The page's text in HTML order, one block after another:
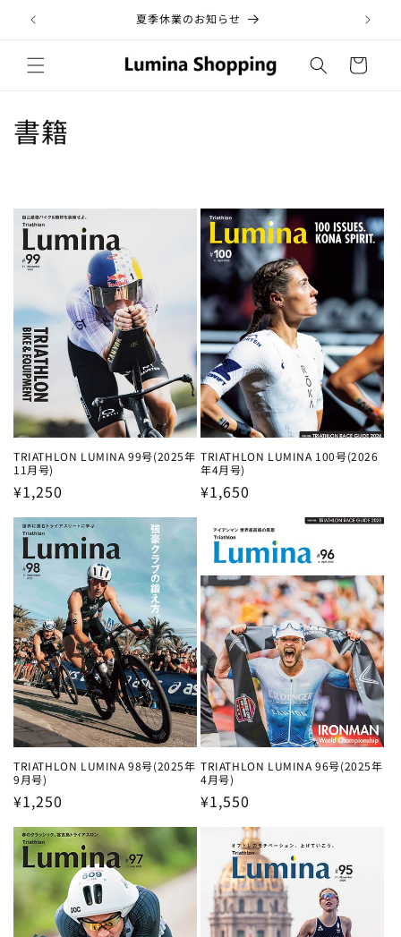
ンツに
夏季休業のお知らせ
ー
コ
ク
シ
ョ
ン
:
書籍
TRIATHLON LUMINA 99号(2025年
11月号)
通
常
価
格
¥1,250
TRIATHLON LUMINA 100号(2026
年4月号)
通
価
格
¥1,650
TRIATHLON LUMINA 98号(2025年
9月号)
通
常
価
格
¥1,250
TRIATHLON LUMINA 96号(2025年
4月号)
通
¥1,550